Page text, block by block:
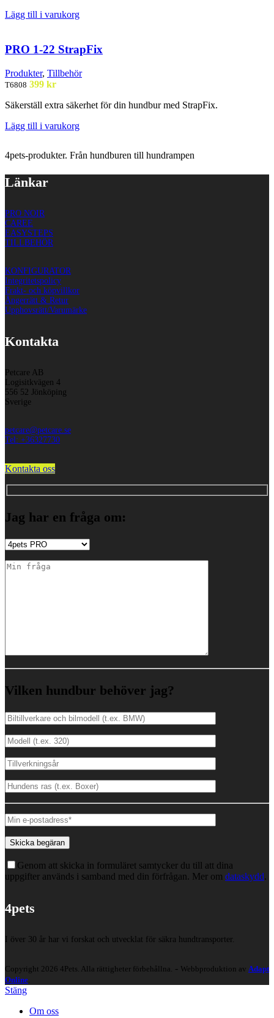
Lägg till i varukorg
PRO 1-22 StrapFix
Produkter, Tillbehör
T6808 399 kr
Säkerställ extra säkerhet för din hundbur med StrapFix.
Lägg till i varukorg
4pets-produkter. Från hundburen till hundrampen
Länkar
PRO NOIR
CAREE
EASYSTEPS
TILLBEHÖR
KONFIGURATOR
Integritetspolicy
Frakt- och köpvillkor
Ångerrätt & Retur
Upphovsrätt/Varumärke
Kontakta
Petcare AB
Logisitkvägen 4
556 52 Jönköping
Sverige
petcare@petcare.se
Tel: +36327730
Kontakta oss
Jag har en fråga om:
Vilken hundbur behöver jag?
Genom att skicka in formuläret samtycker du till att dina
uppgifter används i samband med din förfrågan. Mer om dataskydd.
4pets
I över 30 år har vi forskat och utvecklat för säkra hundtransporter.
Copyright 2026 4Pets. Alla rättigheter förbehållna. - Webbproduktion av Adapt
Online.
Stäng
Om oss